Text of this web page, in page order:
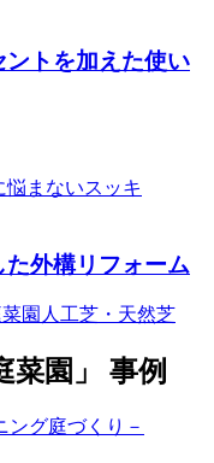
トを加えた使い
外構リフォーム
園 人工芝・天然芝
菜園」 事例